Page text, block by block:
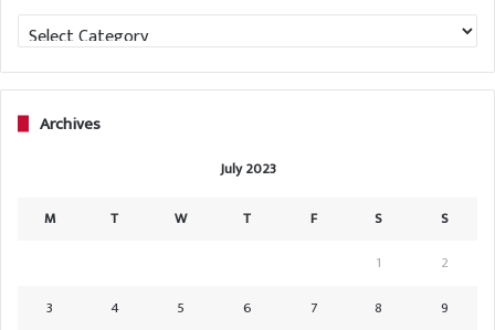
Categories
Archives
July 2023
M T W T F S
S
1
2
3
4 5 6 7 8
9